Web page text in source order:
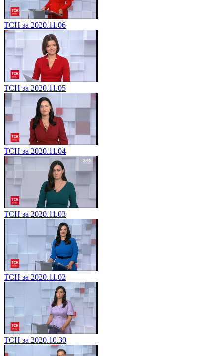
ТСН за 2020.11.06
ТСН за 2020.11.05
ТСН за 2020.11.04
ТСН за 2020.11.03
ТСН за 2020.11.02
ТСН за 2020.10.30